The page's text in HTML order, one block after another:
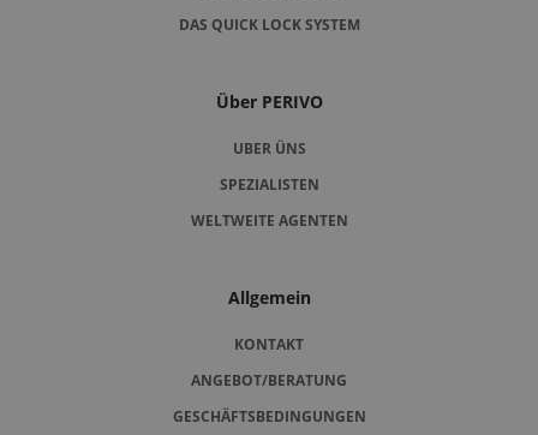
DAS QUICK LOCK SYSTEM
Über PERIVO
UBER ÜNS
SPEZIALISTEN
WELTWEITE AGENTEN
Allgemein
KONTAKT
ANGEBOT/BERATUNG
GESCHÄFTSBEDINGUNGEN